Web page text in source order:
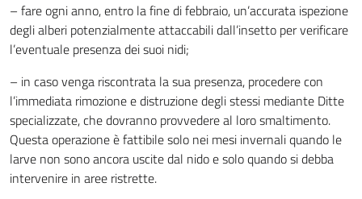
– fare ogni anno, entro la fine di febbraio, un’accurata ispezione
degli alberi potenzialmente attaccabili dall’insetto per verificare
l’eventuale presenza dei suoi nidi;
– in caso venga riscontrata la sua presenza, procedere con
l’immediata rimozione e distruzione degli stessi mediante Ditte
specializzate, che dovranno provvedere al loro smaltimento.
Questa operazione è fattibile solo nei mesi invernali quando le
larve non sono ancora uscite dal nido e solo quando si debba
intervenire in aree ristrette.